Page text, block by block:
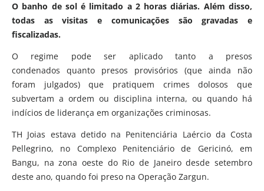
O banho de sol é limitado a 2 horas diárias. Além disso,
todas as visitas e comunicações são gravadas e
fiscalizadas.
O regime pode ser aplicado tanto a presos
condenados quanto presos provisórios (que ainda não
foram julgados) que pratiquem crimes dolosos que
subvertam a ordem ou disciplina interna, ou quando há
indícios de liderança em organizações criminosas.
TH Joias estava detido na Penitenciária Laércio da Costa
Pellegrino, no Complexo Penitenciário de Gericinó, em
Bangu, na zona oeste do Rio de Janeiro desde setembro
deste ano, quando foi preso na Operação Zargun.